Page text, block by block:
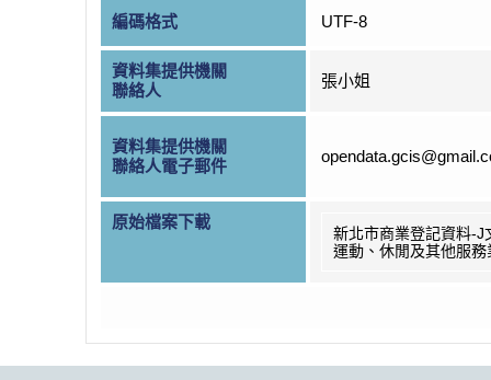
編碼格式 UTF-8
資料集提供機關
聯絡人
張小姐
資料集提供機關
聯絡人電子郵件
原始檔案下載
新北市商業登記資料-J
運動、休閒及其他服務